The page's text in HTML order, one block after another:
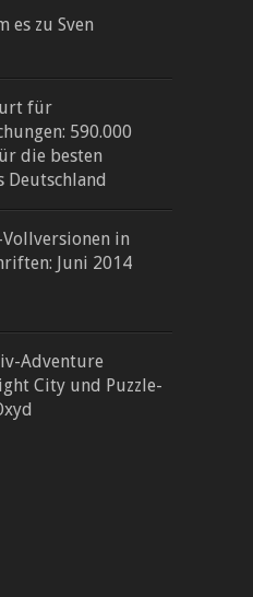
es zu Sven
für
590.000
die besten
Deutschland
in
Juni 2014
Adventure
City und Puzzle-